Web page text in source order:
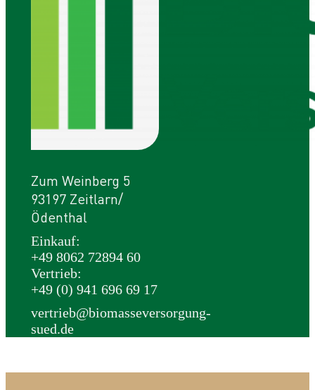
Zum Weinberg 5
93197 Zeitlarn/
Ödenthal
Einkauf:
+49 8062 72894 60
Vertrieb:
+49 (0) 941 696 69 17
vertrieb@biomasseversorgung-
sued.de